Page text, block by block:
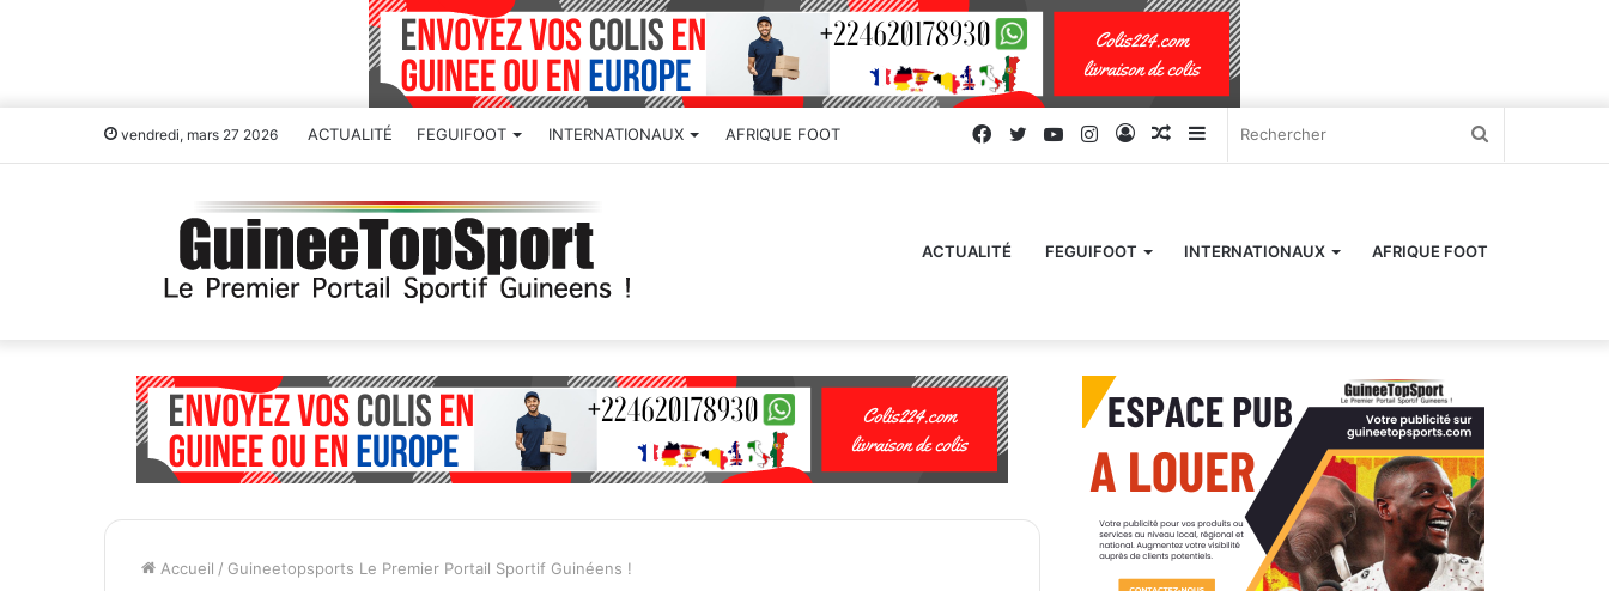
vendredi, mars 27 2026 ACTUALITÉ FEGUIFOOT INTERNATIONAUX AFRIQUE FOOT Sidebar
latérale)
Article
Connexion
Instagram
YouTube
Twitter
Facebook
ACTUALITÉ FEGUIFOOT INTERNATIONAUX AFRIQUE FOOT
Accueil / Guineetopsports Le Premier Portail Sportif Guinéens !